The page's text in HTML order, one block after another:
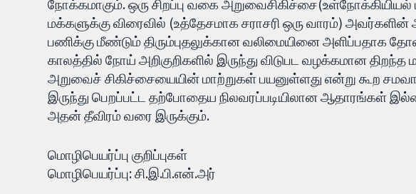
நோக்கமாகும். ஒரு சிறப்பு வகை அறுவைசிகிச்சை(உள்நோக்கியியல்
மக்களுக்கு விரைவில் (உத்தேசமாக சராசரி ஒரு வாரம்)
பணிக்கு மீண்டும் திரும்புதலுக்கான வலிமையினை அளிப்பதாக
காலத்தில் நோய் அறிகுறிகளில் இருந்து விடுபட வழக்கமான
அறுவைச் சிகிச்சையையின் மாற்றுகள் பயனுள்ளது என்று கூற
இருந்து பெறப்பட்ட தற்போதைய நிலவரப்படியிலான ஆதாரங்கள்
அதன் தீவிரம் வரை இருக்கும்.
மொழிபெயர்ப்பு குறிப்புகள்
மொழிபெயர்ப்பு: சி.இ.பி.என்.அர்